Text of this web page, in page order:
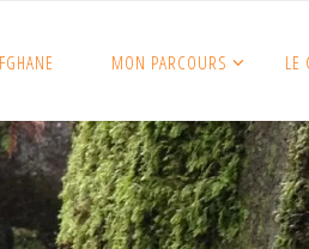
MON PARCOURS LE